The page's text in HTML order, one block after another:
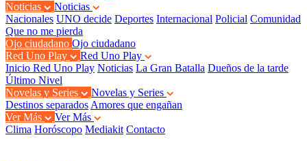
Noticias
Noticias
Nacionales UNO decide Deportes Internacional Policial Comunidad
Que no me pierda
Ojo ciudadano Ojo ciudadano
Red Uno Play
Red Uno Play
Inicio Red Uno Play Noticias La Gran Batalla Dueños de la tarde
Último Nivel
Novelas y Series
Novelas y Series
Destinos separados Amores que engañan
Ver Más
Ver Más
Clima Horóscopo Mediakit Contacto